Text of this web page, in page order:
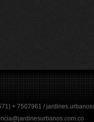
+ 7507961 /